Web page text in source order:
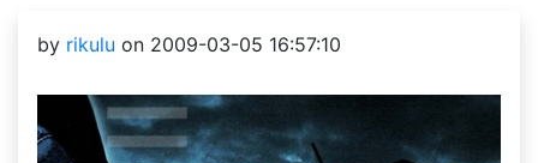
by rikulu on 2009-03-05 16:57:10